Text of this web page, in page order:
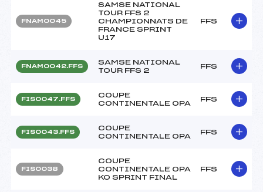
FNAM0045
SAMSE NATIONAL
TOUR FFS 2
CHAMPIONNATS DE
FRANCE SPRINT
U17
FFS
FNAM0042.FFS
SAMSE NATIONAL
TOUR FFS 2
FFS
FIS0047.FFS
COUPE
CONTINENTALE OPA
FFS
FIS0043.FFS
COUPE
CONTINENTALE OPA
FFS
FIS0038
COUPE
CONTINENTALE OPA
KO SPRINT FINAL
FFS